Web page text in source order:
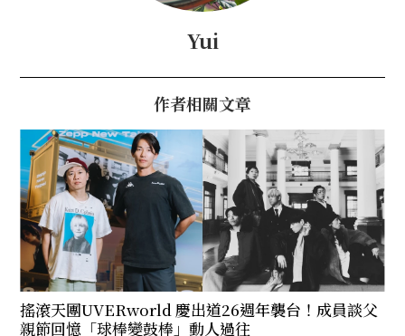
Yui
作者相關文章
搖滾天團UVERworld 慶出道26週年襲台！成員談父
親節回憶「球棒變鼓棒」動人過往